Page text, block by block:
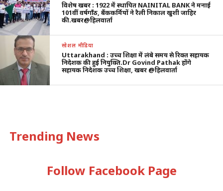
विशेष खबर : 1922 में स्थापित NAINITAL BANK ने मनाई
101वीं वर्षगाँठ, बैंककर्मियों ने रैली निकाल खुशी जाहिर
की.खबर@हिलवार्ता
सोशल मीडिया
Uttarakhand : उच्च शिक्षा में लंबे समय से रिक्त सहायक
निदेशक की हुई नियुक्ति.Dr Govind Pathak होंगे
सहायक निदेशक उच्च शिक्षा, खबर @हिलवार्ता
Trending News
Follow Facebook Page